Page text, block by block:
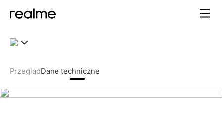
PrzeglądDane techniczne